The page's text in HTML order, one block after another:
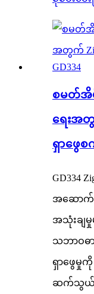
စမတ်အိ
ရေးအ
ရှာဖွေစ
GD334
အဆောက်အ
အသုံးချမှု
သဘာဝဓ
ရှာဖွေမှုကို
ဆက်သွယ်ရ